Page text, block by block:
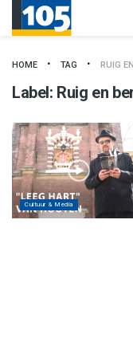
HOME TAG RUIG
Label: Ruig en
Cultuur & Media